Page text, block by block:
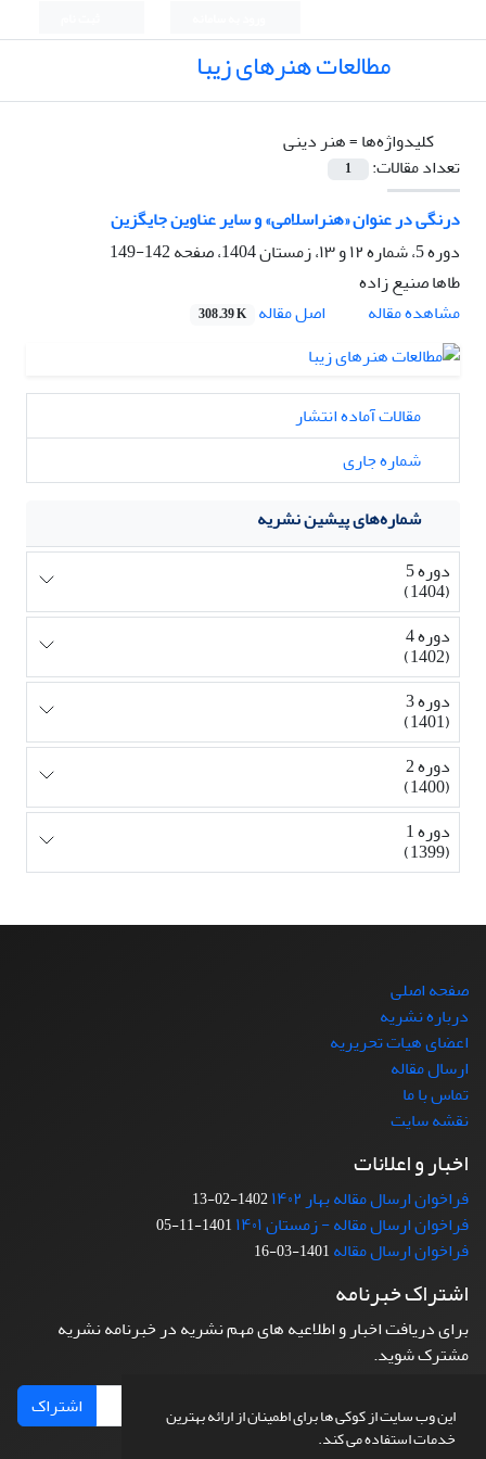
این وب سایت از کوکی ها برای اطمینان از ارائه بهترین
خدمات استفاده می کند.
مطالعات هنرهای زیبا
کلیدواژه‌ها =هنر دینی
تعداد مقالات:
1
درنگی در عنوان «هنراسلامی» و سایر عناوین جایگزین
دوره 5، شماره ۱۲ و ۱۳، زمستان 1404، صفحه
142-149
طاها صنیع زاده
مشاهده مقاله
اصل مقاله 308.39 K
مقالات آماده انتشار
شماره جاری
شماره‌های پیشین نشریه
دوره 5
(1404)
دوره 4
(1402)
دوره 3
(1401)
دوره 2
(1400)
دوره 1
(1399)
صفحه اصلی
درباره نشریه
اعضای هیات تحریریه
ارسال مقاله
تماس با ما
نقشه سایت
اخبار و اعلانات
فراخوان ارسال مقاله بهار ۱۴۰۲ 1402-02-13
فراخوان ارسال مقاله - زمستان ۱۴۰۱ 1401-11-05
فراخوان ارسال مقاله1401-03-16
اشتراک خبرنامه
برای دریافت اخبار و اطلاعیه های مهم نشریه در خبرنامه نشریه
مشترک شوید.
اشتراک